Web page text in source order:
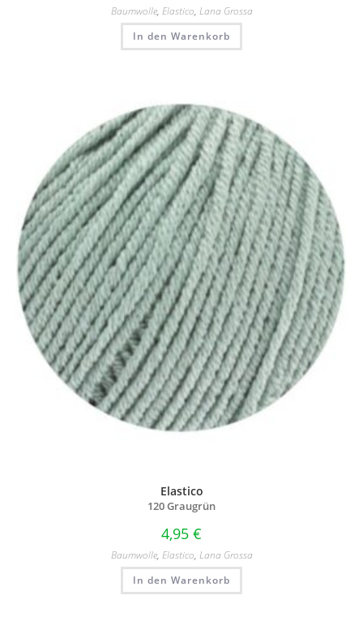
Baumwolle, Elastico, Lana Grossa
In den Warenkorb
Elastico
120 Graugrün
4,95 €
Baumwolle, Elastico, Lana Grossa
In den Warenkorb